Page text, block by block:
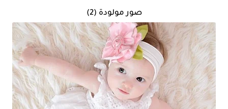
صور مولودة (2)